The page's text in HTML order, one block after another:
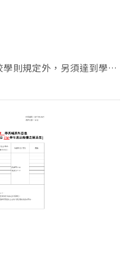
則規定外，另須達到學業
總平均八十七分以上或排